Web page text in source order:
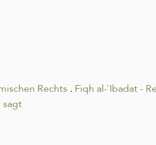
Rechts.Fiqh al-`Ibadat -